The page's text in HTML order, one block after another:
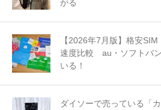
がる
【2026年7月版】格安
速度比較 au・ソフトバ
いる！
ダイソーで売っている「